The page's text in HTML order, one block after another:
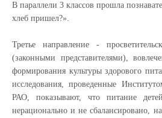
В параллели 3 классов прошла
хлеб пришел?».
Третье направление -
(законными представителями),
формирования культуры здорового
исследования, проведенные
РАО, показывают, что питание
нерационально и не сбалансировано,